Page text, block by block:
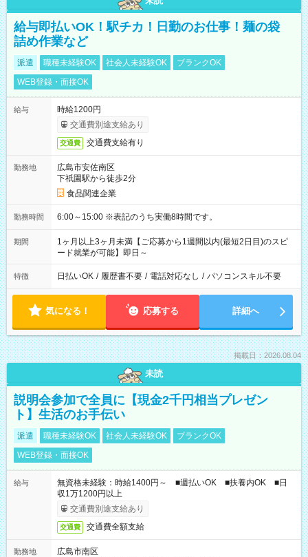
給与即払いOK！駅チカ！日勤のお仕事！麺の袋
詰め作業など
派遣 職種未経験OK 社会人未経験OK
ブランクOK
WEB登録・面接OK
給与
時給1200円
交通費別途支給あり
交通費 交通費支給有り
勤務地
広島市安佐南区
下祇園駅から徒歩2分
食品関連企業
勤務時間 6:00～15:00 ※表記のうち実働8時間です。
期間
1ヶ月以上3ヶ月未満【ご応募から1週間以内(最短2日目)のスピ
ード就業が可能】即日～
特徴 日払いOK / 履歴書不要 / 電話対応なし / パソコンスキル不要
気になる！ 応募する 詳細へ
掲載日：2026.08.04
未読
説明会参加で全員に【現金2千円相当プレゼン
ト】生活のお手伝い
派遣 職種未経験OK 社会人未経験OK
ブランクOK
WEB登録・面接OK
給与
無資格未経験：時給1400円～ ■週払いOK ■扶養内OK ■日
収1万1200円以上
交通費別途支給あり
交通費 交通費全額支給
勤務地
広島市南区